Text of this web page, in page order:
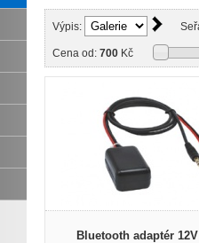
Výpis:
Cena od: 700 Kč
Bluetooth adaptér